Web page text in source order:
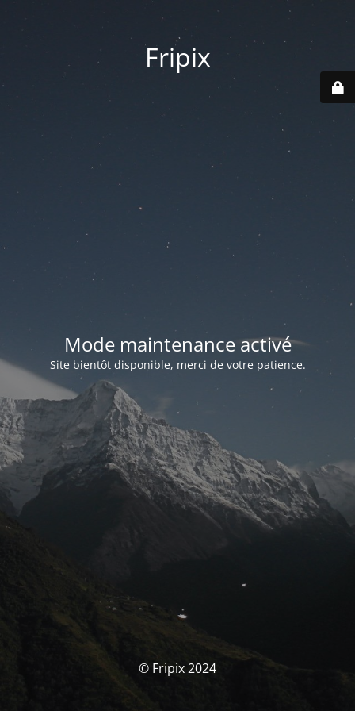
Fripix
Mode maintenance activé
Site bientôt disponible, merci de votre patience.
© Fripix 2024